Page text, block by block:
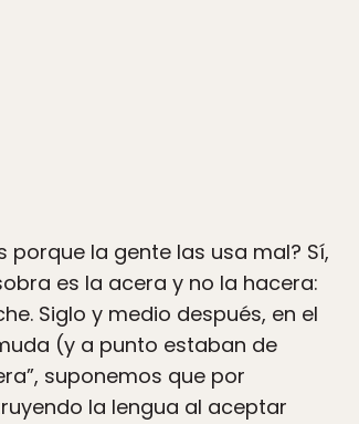
porque la gente las usa mal? Sí,
es la acera y no la hacera:
Siglo y medio después, en el
(y a punto estaban de
suponemos que por
la lengua al aceptar